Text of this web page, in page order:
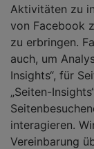
Aktivitäten zu
von Facebook
zu erbringen.
auch, um
Insights“, für
„Seiten-
interagieren.
Vereinbarung